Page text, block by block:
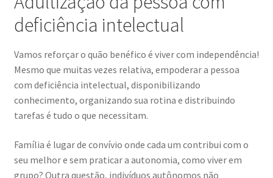
deficiência intelectual
Vamos reforçar o quão benéfico é viver com independência!
Mesmo que muitas vezes relativa, empoderar a pessoa
com deficiência intelectual, disponibilizando
conhecimento, organizando sua rotina e distribuindo
tarefas é tudo o que necessitam.
Família é lugar de convívio onde cada um contribui com o
seu melhor e sem praticar a autonomia, como viver em
grupo? Outra questão, indivíduos autônomos não